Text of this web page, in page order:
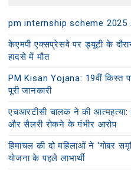
pm internship scheme 2025
केएमपी एक्सप्रेसवे पर ड्यूटी के
हादसे में मौत
PM Kisan Yojana: 19वीं किस्त
पूरी जानकारी
एचआरटीसी चालक ने की आत्महत्या:
और सैलरी रोकने के गंभीर आरोप
हिमाचल की दो महिलाओं ने ‘गोबर
योजना के पहले लाभार्थी